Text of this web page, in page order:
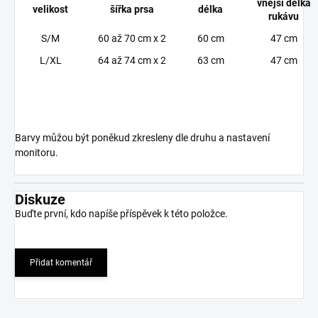
velikost šířka prsa délka
vnější délka
rukávu
S/M
60 až 70 cm x 2 60 cm
47 cm
L/XL
64 až 74 cm x 2 63 cm 47 cm
Barvy můžou být poněkud zkresleny dle druhu a nastavení
monitoru.
Diskuze
Buďte první, kdo napíše příspěvek k této položce.
Přidat komentář